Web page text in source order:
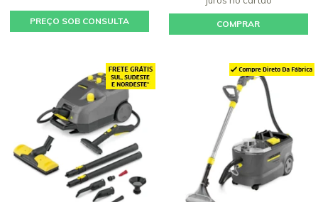
PREÇO SOB CONSULTA COMPRAR